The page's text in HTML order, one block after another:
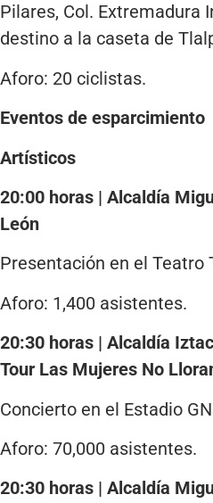
Pilares, Col. Extremadura
destino a la caseta de
Aforo: 20 ciclistas.
Eventos de esparcimiento
Artísticos
20:00 horas | Alcaldía
León
Presentación en el Teatro
Aforo: 1,400 asistentes.
20:30 horas | Alcaldía
Tour Las Mujeres No
Concierto en el Estadio
Aforo: 70,000 asistentes.
20:30 horas | Alcaldía